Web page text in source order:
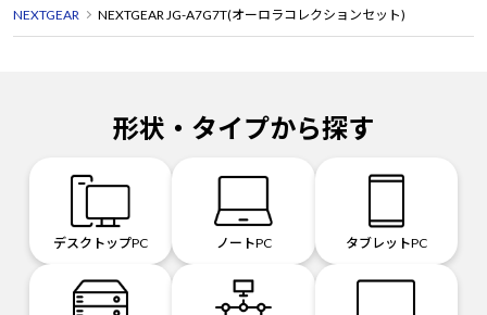
NEXTGEAR NEXTGEAR JG-A7G7T(オーロラコレクションセット)
形状・タイプから探す
デスクトップPC ノートPC タブレットPC